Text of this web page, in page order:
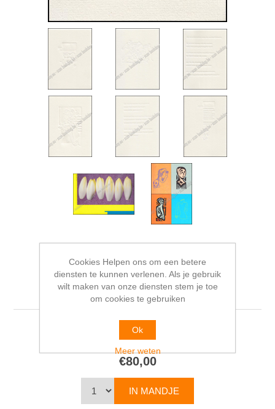
Boek Zonder Inkt.
Kunstenaarsboek
Johan CLIJSTERS
€80,00
Cookies Helpen ons om een betere
diensten te kunnen verlenen. Als je gebruik
wilt maken van onze diensten stem je toe
om cookies te gebruiken
Ok
Meer weten